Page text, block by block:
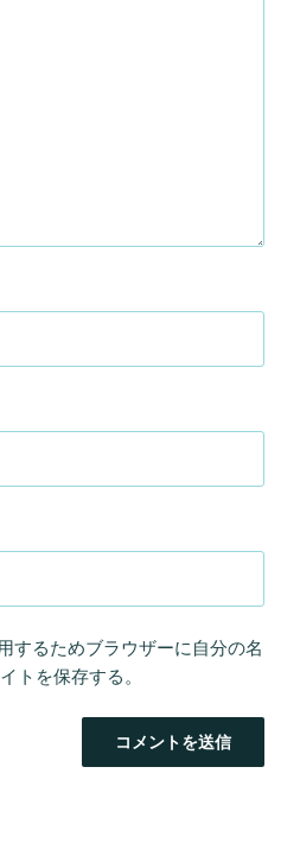
するためブラウザーに自分の名
トを保存する。